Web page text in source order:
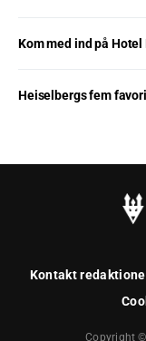
Kom med ind på Hotel
Heiselbergs fem
Kontakt
Copyright